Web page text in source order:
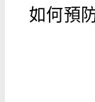
如何預